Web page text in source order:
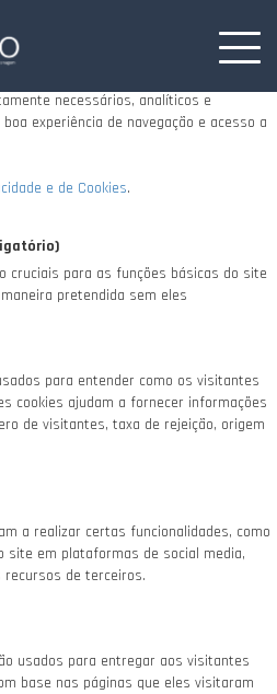
de cookies para
necessários, analíticos e
experiência de navegação e acesso a
e de Cookies.
cruciais para as funções básicas do site
pretendida sem eles
para entender como os visitantes
cookies ajudam a fornecer informações
de visitantes, taxa de rejeição, origem
a realizar certas funcionalidades, como
site em plataformas de social media,
de terceiros.
usados para entregar aos visitantes
base nas páginas que eles visitaram